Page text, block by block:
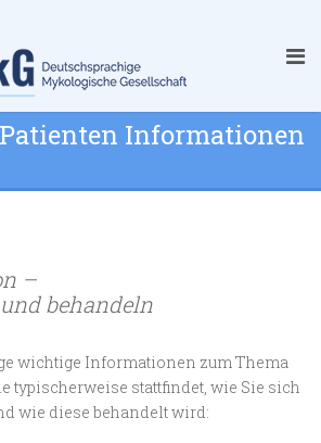
Patienten Informationen
–
behandeln
wichtige Informationen zum Thema
typischerweise stattfindet, wie Sie sich
wie diese behandelt wird: